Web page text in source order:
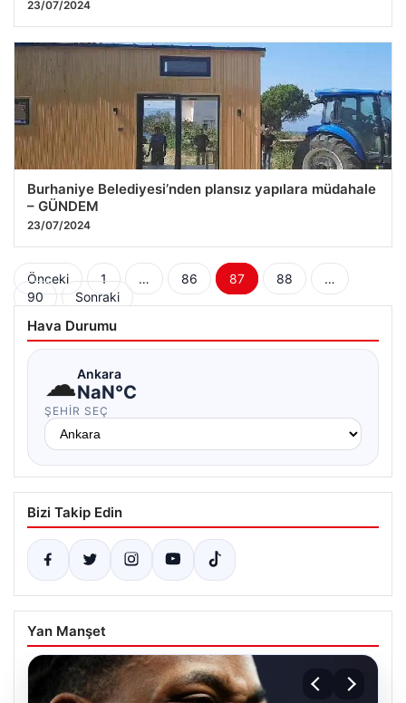
23/07/2024
Burhaniye Belediyesi’nden plansız yapılara müdahale
– GÜNDEM
23/07/2024
Yazı
sayfalaması
Önceki 1 … 86 87 88
…
90
Sonraki
Hava Durumu
☁Ankara
NaN°C
ŞEHIR SEÇ
Bizi Takip Edin
Yan Manşet